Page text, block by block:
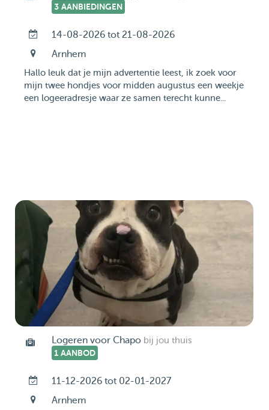
3 AANBIEDINGEN
14-08-2026 tot 21-08-2026
Arnhem
Hallo leuk dat je mijn advertentie leest, ik zoek voor
mijn twee hondjes voor midden augustus een weekje
een logeeradresje waar ze samen terecht kunne...
Logeren voor Chapo bij jou thuis
1 AANBOD
11-12-2026 tot 02-01-2027
Arnhem